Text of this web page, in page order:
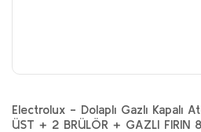
Electrolux - Dolaplı Gazlı Kapalı
ÜST + 2 BRÜLÖR + GAZLI